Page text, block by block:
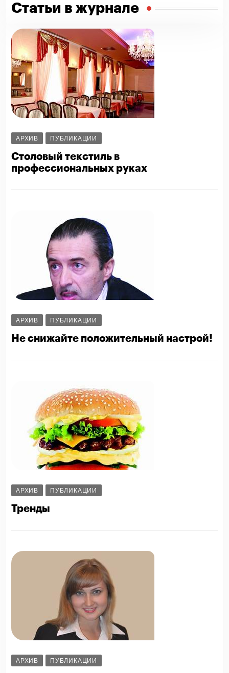
Статьи в журнале
АРХИВ ПУБЛИКАЦИИ
Столовый текстиль в
профессиональных руках
АРХИВ ПУБЛИКАЦИИ
Не снижайте положительный настрой!
АРХИВ ПУБЛИКАЦИИ
Тренды
АРХИВ ПУБЛИКАЦИИ